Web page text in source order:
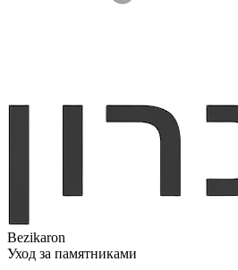
Bezikaron
Уход за памятниками